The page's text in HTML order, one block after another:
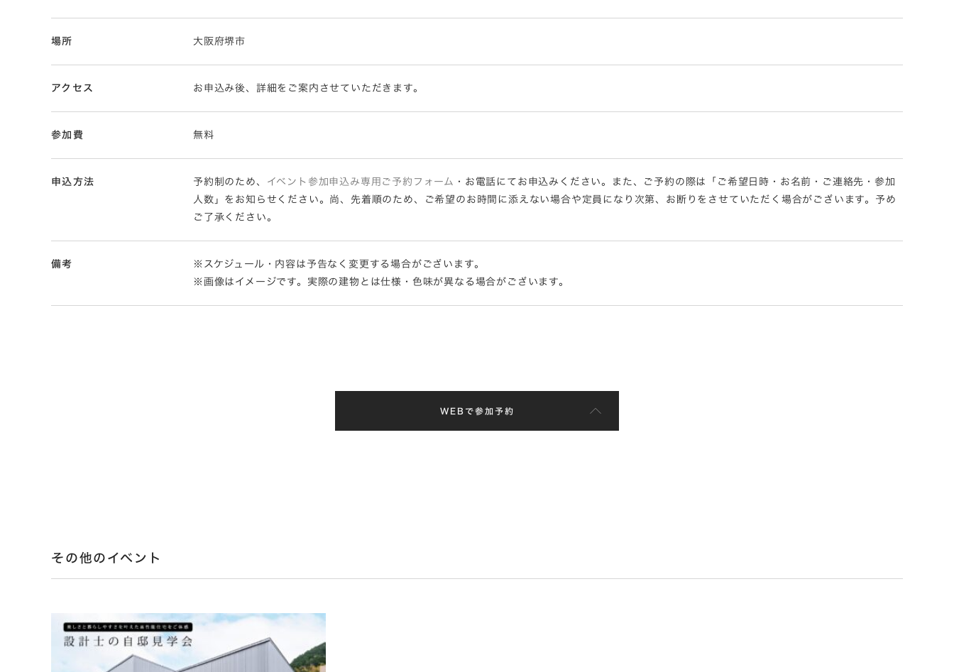
場所 大阪府堺市
アクセス お申込み後、詳細をご案内させていただきます。
参加費 無料
申込方法 予約制のため、 イベント参加申込み専用ご予約フォーム ・お電話にてお申込みください。また、ご予約の際は「ご希望日時・お名前・ご連絡先・参加
人数」をお知らせください。尚、先着順のため、ご希望のお時間に添えない場合や定員になり次第、お断りをさせていただく場合がございます。予め
ご了承ください。
備考
※スケジュール・内容は予告なく変更する場合がございます。
※画像はイメージです。実際の建物とは仕様・色味が異なる場合がございます。
WEBで参加予約
その他のイベント